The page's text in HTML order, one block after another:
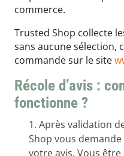
commerce.
Trusted Shop collecte
sans aucune sélection,
commande sur le site
Récole d’avis :
fonctionne ?
Après validation
Shop vous
votre avis. Vous